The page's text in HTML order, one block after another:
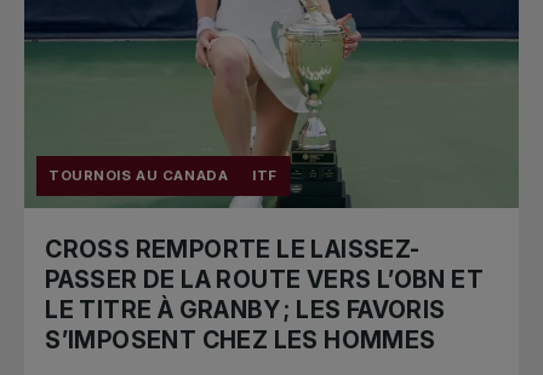
TOURNOIS AU CANADA ITF
CROSS REMPORTE LE LAISSEZ-
PASSER DE LA ROUTE VERS L’OBN ET
LE TITRE À GRANBY ; LES FAVORIS
S’IMPOSENT CHEZ LES HOMMES